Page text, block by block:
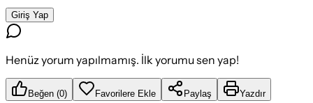
Giriş Yap
Henüz yorum yapılmamış. İlk yorumu sen yap!
Beğen (0) Favorilere Ekle Paylaş Yazdır